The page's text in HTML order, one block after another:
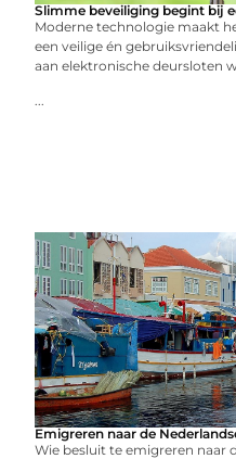
Slimme beveiliging begint bij
Moderne technologie maakt
een veilige én
aan elektronische deursloten
...
Emigreren naar de
Wie besluit te emigreren naar